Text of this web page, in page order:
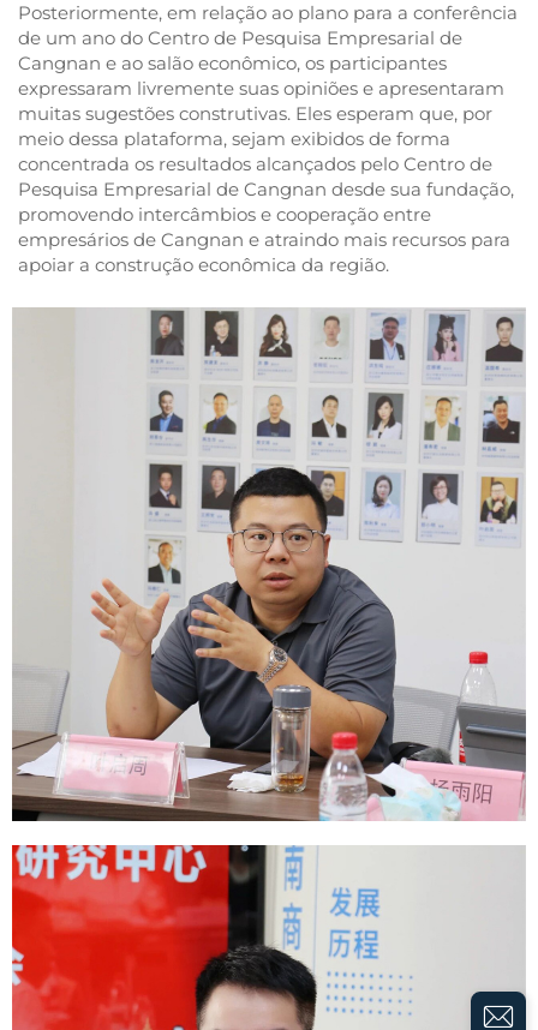
Posteriormente, em relação ao plano para a conferência
de um ano do Centro de Pesquisa Empresarial de
Cangnan e ao salão econômico, os participantes
expressaram livremente suas opiniões e apresentaram
muitas sugestões construtivas. Eles esperam que, por
meio dessa plataforma, sejam exibidos de forma
concentrada os resultados alcançados pelo Centro de
Pesquisa Empresarial de Cangnan desde sua fundação,
promovendo intercâmbios e cooperação entre
empresários de Cangnan e atraindo mais recursos para
apoiar a construção econômica da região.